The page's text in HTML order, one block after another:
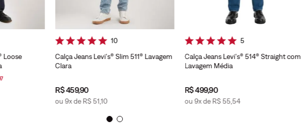
Loose
10
Calça Jeans Levi's® Slim 511® Lavagem
Clara
R$459,90
ou 9x deR$ 51,10
5
Calça Jeans Levi's® 514® Straight com
Lavagem Média
R$499,90
ou 9x deR$ 55 54